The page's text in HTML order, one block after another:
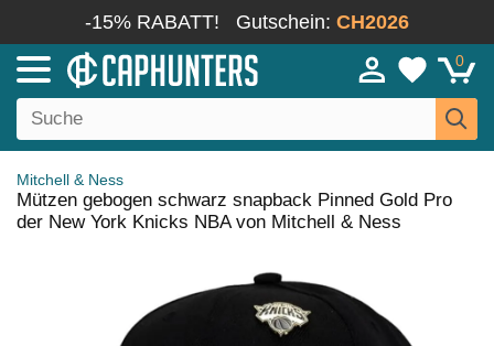
-15% RABATT! Gutschein: CH2026
0
Mitchell & Ness
Mützen gebogen schwarz snapback Pinned Gold Pro
der New York Knicks NBA von Mitchell & Ness